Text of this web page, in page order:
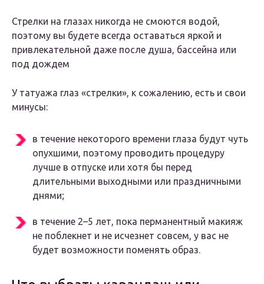
Стрелки на глазах никогда не смоются водой,
поэтому вы будете всегда оставаться яркой и
привлекательной даже после душа, бассейна или
под дождем
У татуажа глаз «стрелки», к сожалению, есть и свои
минусы:
в течение некоторого времени глаза будут чуть
опухшими, поэтому проводить процедуру
лучше в отпуске или хотя бы перед
длительными выходными или праздничными
днями;
в течение 2–5 лет, пока перманентный макияж
не поблекнет и не исчезнет совсем, у вас не
будет возможности поменять образ.